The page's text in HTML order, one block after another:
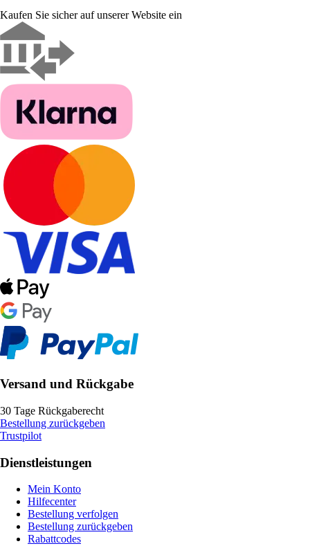
Kaufen Sie sicher auf unserer Website ein
Versand und Rückgabe
30 Tage Rückgaberecht
Bestellung zurückgeben
Trustpilot
Dienstleistungen
Mein Konto
Hilfecenter
Bestellung verfolgen
Bestellung zurückgeben
Rabattcodes